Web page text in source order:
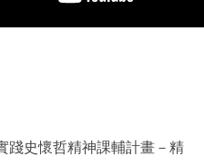
史懷哲精神課輔計畫－精